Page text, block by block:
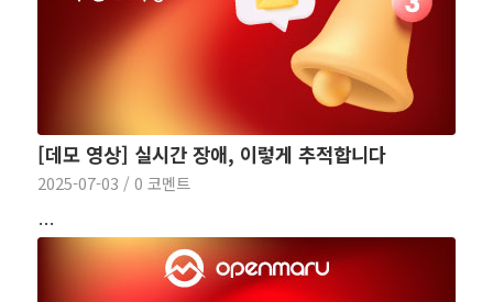
[데모 영상] 실시간 장애, 이렇게 추적합니다
2025-07-03 / 0 코멘트
…